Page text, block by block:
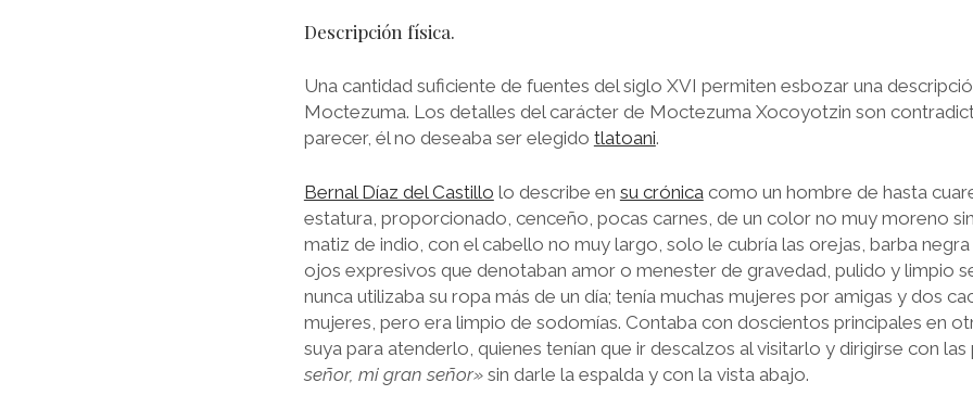
Descripción física.
Una cantidad suficiente de fuentes del siglo XVI permiten esbozar una
Moctezuma. Los detalles del carácter de Moctezuma Xocoyotzin son
parecer, él no deseaba ser elegido tlatoani.
Bernal Díaz del Castillo lo describe en su crónicacomo un hombre de hasta
estatura, proporcionado, cenceño, pocas carnes, de un color no muy moreno
matiz de indio, con el cabello no muy largo, solo le cubría las orejas, barba
ojos expresivos que denotaban amor o menester de gravedad, pulido y limpio
nunca utilizaba su ropa más de un día; tenía muchas mujeres por amigas y dos
mujeres, pero era limpio de sodomías. Contaba con doscientos principales en
suya para atenderlo, quienes tenían que ir descalzos al visitarlo y dirigirse con las
señor, mi gran señor»sin darle la espalda y con la vista abajo.